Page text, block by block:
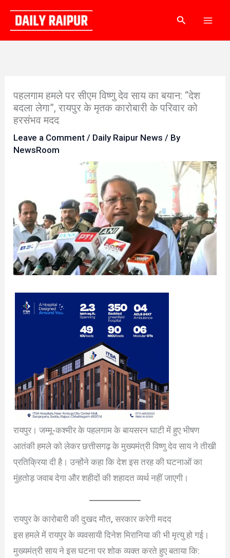
content
Search
पहलगाम हमले पर सीएम विष्णु देव साय का बयान: “देश
बदला लेगा”, रायपुर के मृतक कारोबारी के परिवार को
हरसंभव मदद
Leave a Comment / Daily Raipur News / By
NewsRoom
रायपुर। जम्मू-कश्मीर के पहलगाम के बायसरन घाटी में हुए भीषण
आतंकी हमले को लेकर छत्तीसगढ़ के मुख्यमंत्री विष्णु देव साय ने तीखी
प्रतिक्रिया दी है। उन्होंने कहा कि देश इस तरह की घटनाओं का
मुंहतोड़ जवाब देगा और शहीदों की शहादत व्यर्थ नहीं जाएगी।
रायपुर के कारोबारी की दुखद मौत, सरकार करेगी मदद
इस हमले में रायपुर के व्यवसायी दिनेश मिरानिया की भी मृत्यु हो गई।
मुख्यमंत्री साय ने इस घटना पर शोक व्यक्त करते हुए बताया कि: